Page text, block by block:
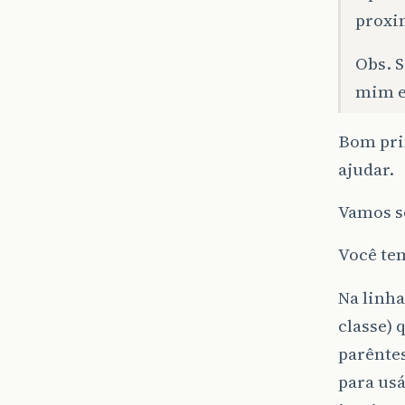
Obs.
mim
Bom
ajudar.
Vamos
Você
Na
classe)
para